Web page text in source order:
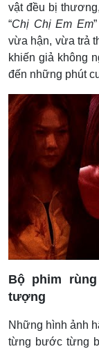
vật đều bị
“Chị Chị Em Em
vừa hận, vừa trả
khiến giả không
đến những phút
Bộ phim
tượng
Những hình ảnh
từng bước từng